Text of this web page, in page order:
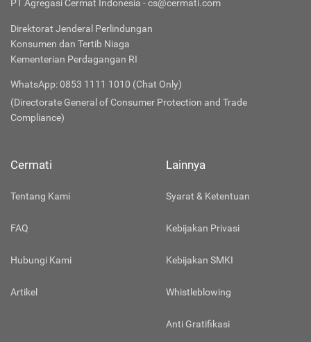
PT Agregasi Cermat Indonesia - cs@cermati.com
Direktorat Jenderal Perlindungan
Konsumen dan Tertib Niaga
Kementerian Perdagangan RI
WhatsApp: 0853 1111 1010 (Chat Only)
(Directorate General of Consumer Protection and Trade
Compliance)
Cermati
Tentang Kami
FAQ
Hubungi Kami
Artikel
Lainnya
Syarat & Ketentuan
Kebijakan Privasi
Kebijakan SMKI
Whistleblowing
Anti Gratifikasi